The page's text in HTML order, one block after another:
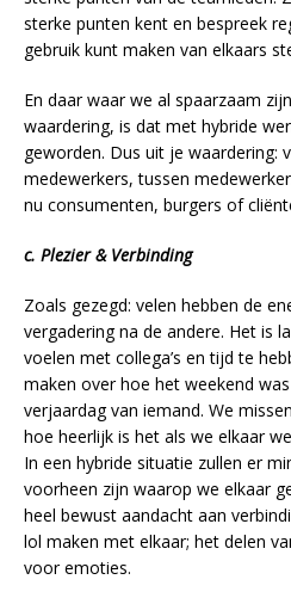
sterke punten kent en bespreek
gebruik kunt maken van elkaars
En daar waar we al spaarzaam
waardering, is dat met hybride
geworden. Dus uit je waardering:
medewerkers, tussen
nu consumenten, burgers of
c. Plezier & Verbinding
Zoals gezegd: velen hebben de
vergadering na de andere. Het is
voelen met collega’s en tijd te
maken over hoe het weekend
verjaardag van iemand. We
hoe heerlijk is het als we elkaar
In een hybride situatie zullen er
voorheen zijn waarop we elkaar
heel bewust aandacht aan
lol maken met elkaar; het delen
voor emoties.